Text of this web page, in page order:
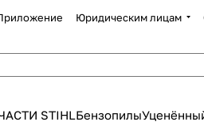
Юридическим лицам
STIHLБензопилы